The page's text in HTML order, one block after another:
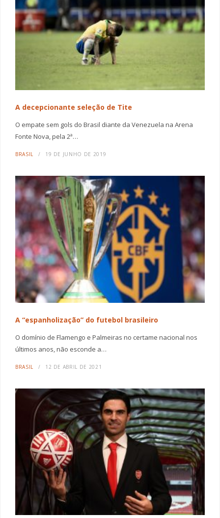
A decepcionante seleção de Tite
O empate sem gols do Brasil diante da Venezuela na Arena
Fonte Nova, pela 2ª…
BRASIL 19 DE JUNHO DE 2019
A “espanholização” do futebol brasileiro
O domínio de Flamengo e Palmeiras no certame nacional nos
últimos anos, não esconde a…
BRASIL 12 DE ABRIL DE 2021